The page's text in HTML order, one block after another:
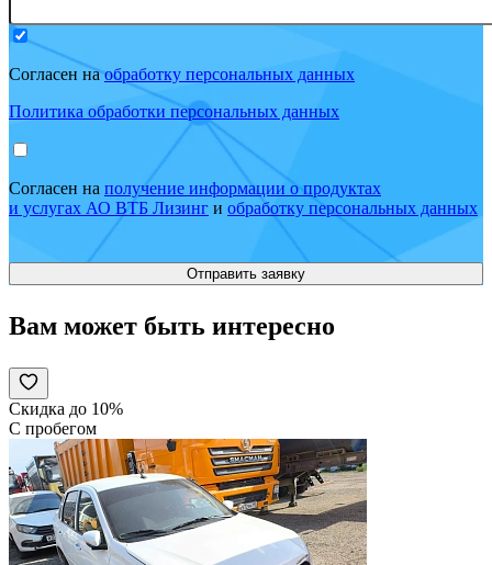
Согласен наобработку персональных данных
Политика обработки персональных данных
Согласен на получение информации о продуктах
и услугах АО ВТБ Лизинг и обработку персональных данных
Вам может быть интересно
Скидка до 10%
С пробегом